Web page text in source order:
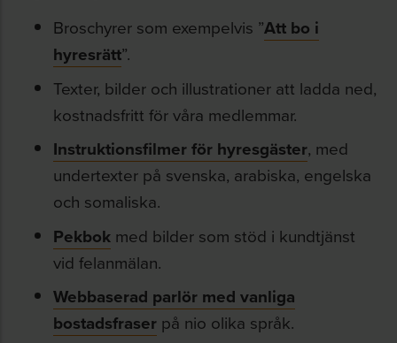
Broschyrer som exempelvis ”Att bo i
hyresrätt”.
Texter, bilder och illustrationer att ladda ned,
kostnadsfritt för våra medlemmar.
Instruktionsfilmer för hyresgäster, med
undertexter på svenska, arabiska, engelska
och somaliska.
Pekbok med bilder som stöd i kundtjänst
vid felanmälan.
Webbaserad parlör med vanliga
bostadsfraser på nio olika språk.